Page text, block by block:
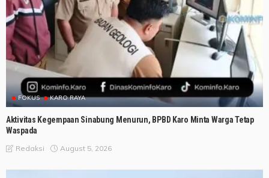
FOKUS KARO RAYA
Aktivitas Kegempaan Sinabung Menurun, BPBD Karo Minta Warga Tetap
Waspada
Redaksi August 5, 2026